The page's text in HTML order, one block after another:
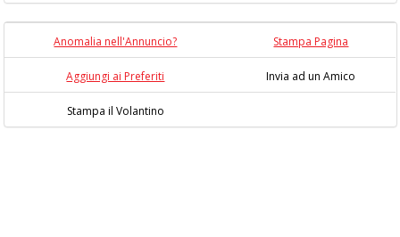
Anomalia nell'Annuncio? Stampa Pagina
Aggiungi ai Preferiti Invia ad un Amico
Stampa il Volantino